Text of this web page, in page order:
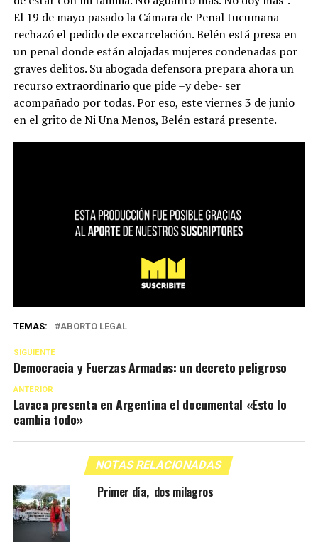
El 19 de mayo pasado la Cámara de Penal tucumana
rechazó el pedido de excarcelación. Belén está presa en
un penal donde están alojadas mujeres condenadas por
graves delitos. Su abogada defensora prepara ahora un
recurso extraordinario que pide –y debe- ser
acompañado por todas. Por eso, este viernes 3 de junio
en el grito de Ni Una Menos, Belén estará presente.
TEMAS: ABORTO LEGAL
SIGUIENTE
Democracia y Fuerzas Armadas: un decreto peligroso
ANTERIOR
Lavaca presenta en Argentina el documental «Esto lo
cambia todo»
NOTAS RELACIONADAS
Primer día, dos milagros